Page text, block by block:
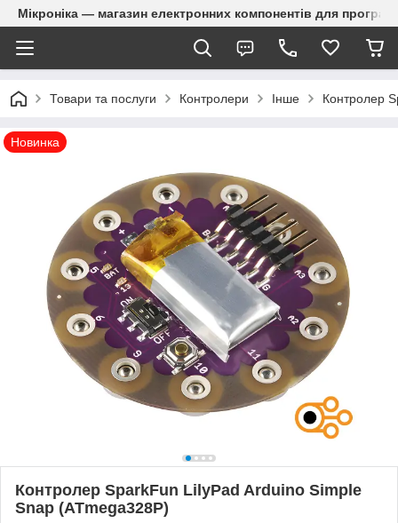
Мікроніка — магазин електронних компонентів для
Товари та послуги Контролери Інше Контролер
Новинка
Контролер SparkFun LilyPad Arduino Simple
Snap (ATmega328P)